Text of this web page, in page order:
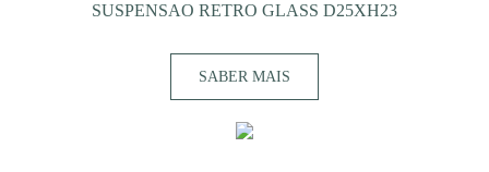
SUSPENSAO RETRO GLASS D25XH23
SABER MAIS